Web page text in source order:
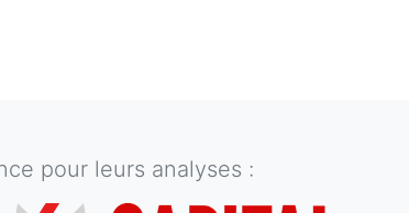
pour leurs analyses :